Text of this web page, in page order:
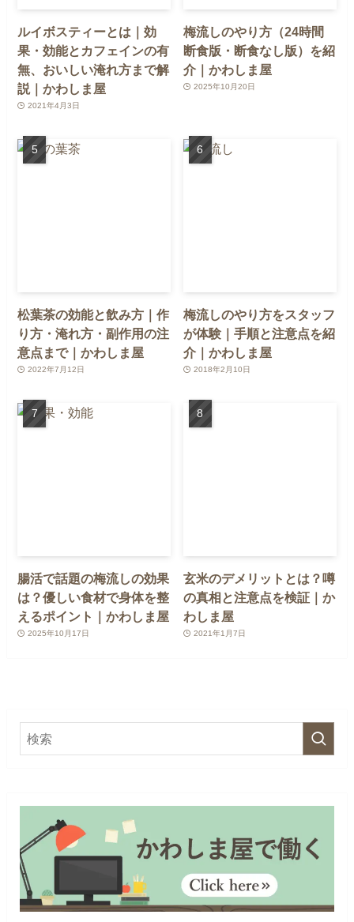
ルイボスティーとは｜効
果・効能とカフェインの有
無、おいしい淹れ方まで解
説｜かわしま屋
2021年4月3日
梅流しのやり方（24時間
断食版・断食なし版）を紹
介｜かわしま屋
2025年10月20日
松葉茶の効能と飲み方｜作
り方・淹れ方・副作用の注
意点まで｜かわしま屋
2022年7月12日
梅流しのやり方をスタッフ
が体験｜手順と注意点を紹
介｜かわしま屋
2018年2月10日
腸活で話題の梅流しの効果
は？優しい食材で身体を整
えるポイント｜かわしま屋
2025年10月17日
玄米のデメリットとは？噂
の真相と注意点を検証｜か
わしま屋
2021年1月7日